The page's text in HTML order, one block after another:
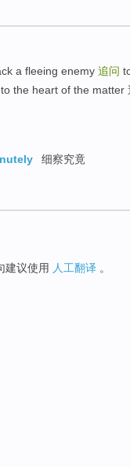
a fleeing enemy 追问
the heart of the matter
细察究竟
建议使用 人工翻译 。